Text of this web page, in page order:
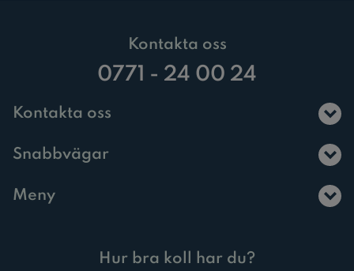
Kontakta oss
0771 - 24 00 24
Kontakta oss
Snabbvägar
Meny
Hur bra koll har du?